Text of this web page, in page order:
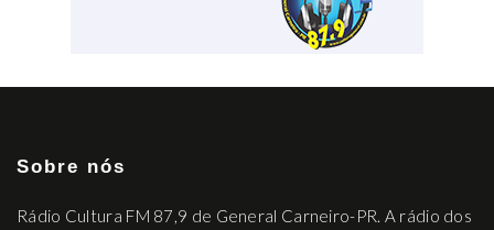
Sobre nós
Rádio Cultura FM 87,9 de General Carneiro-PR. A rádio dos